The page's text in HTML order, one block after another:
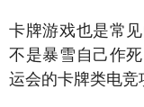
卡牌游戏也是常
不是暴雪自己作
运会的卡牌类电竞